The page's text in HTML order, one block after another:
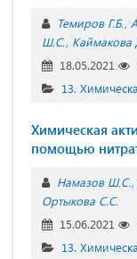
Темиров Г.Б.
Ш.С. Каймакова
18.05.2021
13.
Химическая
помощью
Намазов Ш.С.
Ортыкова С.С.
15.06.2021
13.